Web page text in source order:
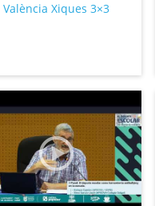
València Xiques 3×3